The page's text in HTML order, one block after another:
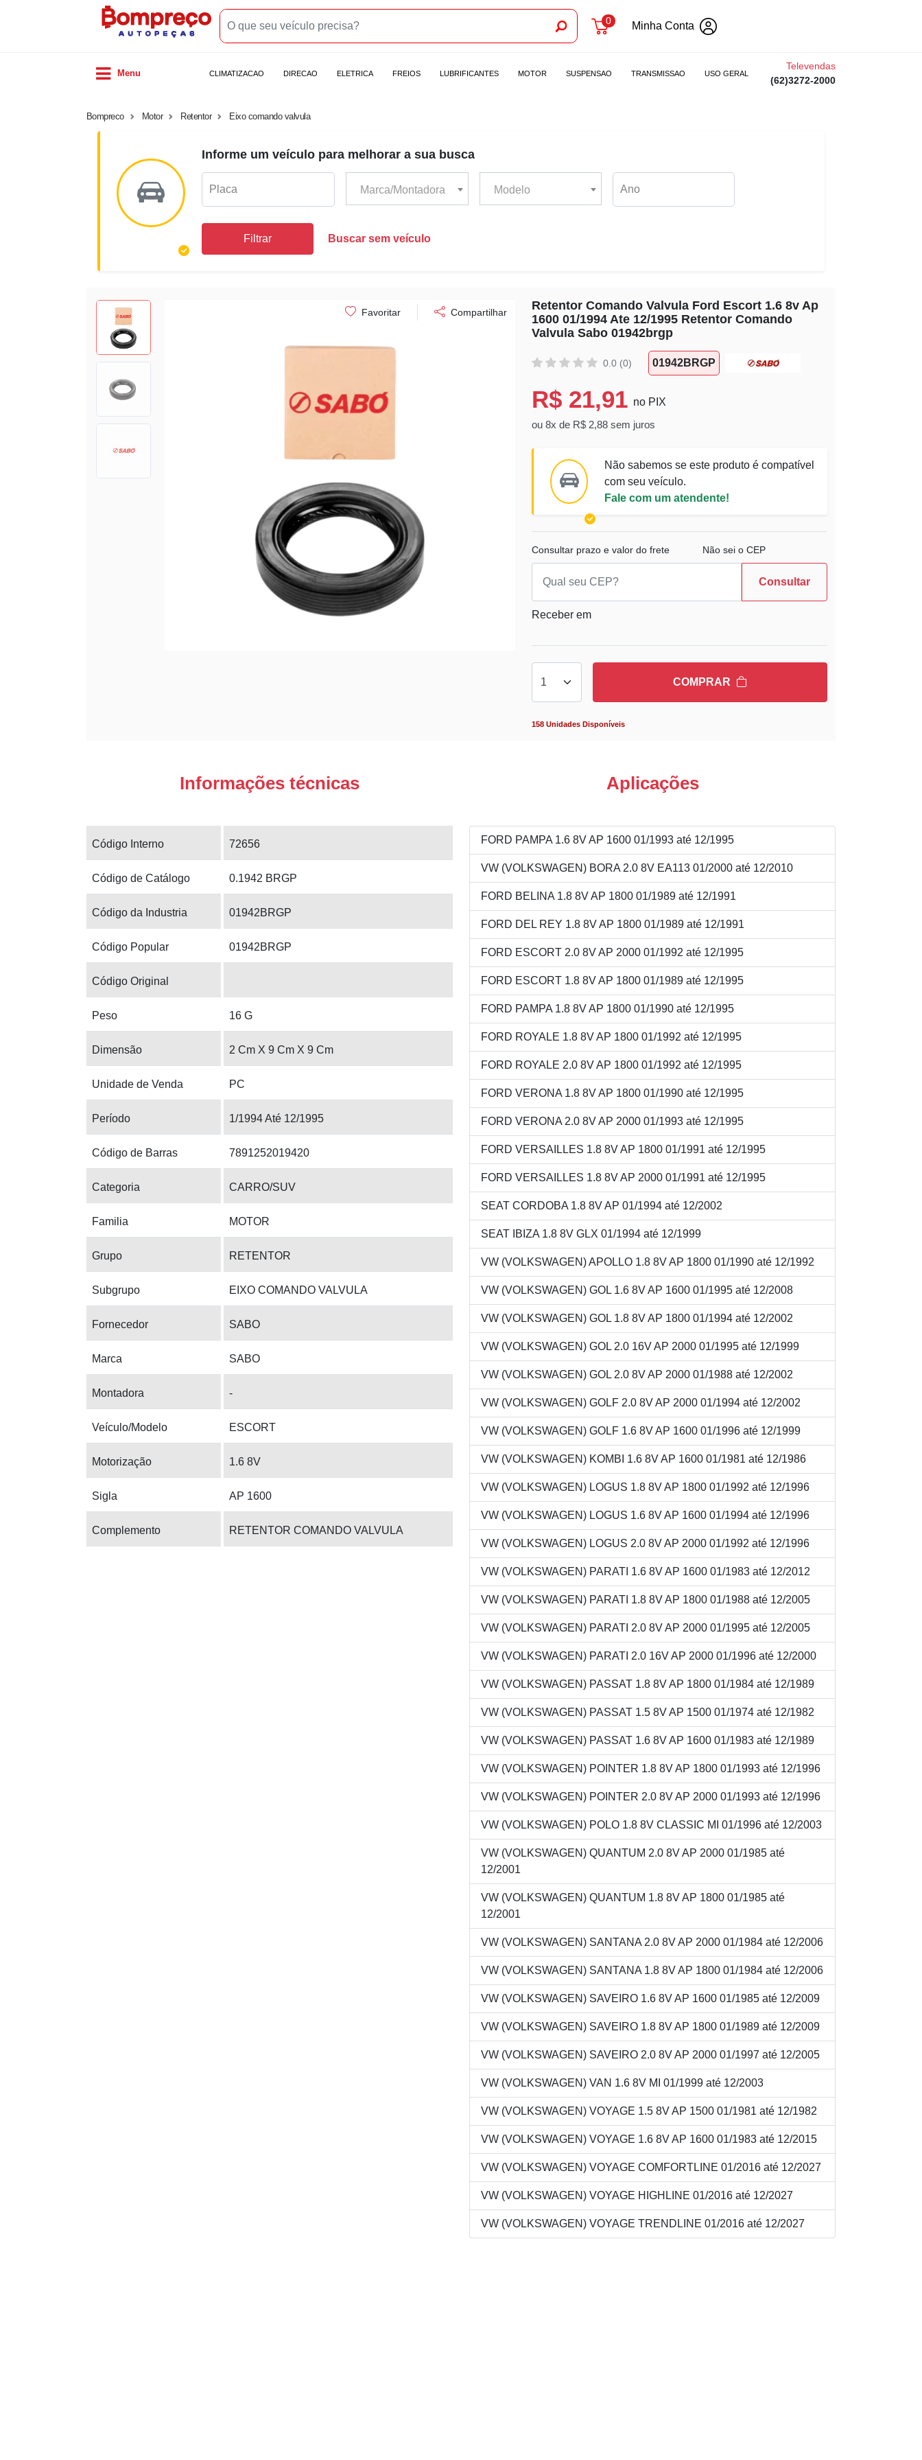
0 Minha Conta
Menu CLIMATIZACAO DIRECAO ELETRICA FREIOS LUBRIFICANTES MOTOR SUSPENSAO TRANSMISSAO USO GERAL
Televendas
(62)3272-2000
Bompreco Motor Retentor Eixo comando valvula
Informe um veículo para melhorar a sua busca
Marca/Montadora Modelo
Filtrar Buscar sem veículo
Favoritar Compartilhar
Retentor Comando Valvula Ford Escort 1.6 8v Ap
1600 01/1994 Ate 12/1995 Retentor Comando
Valvula Sabo 01942brgp
0.0 (0) 01942BRGP
R$ 21,91 no PIX
ou 8x de R$ 2,88 sem juros
Não sabemos se este produto é compatível
com seu veículo.
Fale com um atendente!
Consultar prazo e valor do frete Não sei o CEP
Consultar
Receber em
COMPRAR
158 Unidades Disponíveis
Informações técnicas
Código Interno 72656
Código de Catálogo 0.1942 BRGP
Código da Industria 01942BRGP
Código Popular 01942BRGP
Código Original
Peso 16 G
Dimensão 2 Cm X 9 Cm X 9 Cm
Unidade de Venda PC
Período 1/1994 Até 12/1995
Código de Barras 7891252019420
Categoria CARRO/SUV
Familia MOTOR
Grupo RETENTOR
Subgrupo EIXO COMANDO VALVULA
Fornecedor SABO
Marca SABO
Montadora -
Veículo/Modelo ESCORT
Motorização 1.6 8V
Sigla AP 1600
Complemento RETENTOR COMANDO VALVULA
Aplicações
FORD PAMPA 1.6 8V AP 1600 01/1993 até 12/1995
VW (VOLKSWAGEN) BORA 2.0 8V EA113 01/2000 até 12/2010
FORD BELINA 1.8 8V AP 1800 01/1989 até 12/1991
FORD DEL REY 1.8 8V AP 1800 01/1989 até 12/1991
FORD ESCORT 2.0 8V AP 2000 01/1992 até 12/1995
FORD ESCORT 1.8 8V AP 1800 01/1989 até 12/1995
FORD PAMPA 1.8 8V AP 1800 01/1990 até 12/1995
FORD ROYALE 1.8 8V AP 1800 01/1992 até 12/1995
FORD ROYALE 2.0 8V AP 1800 01/1992 até 12/1995
FORD VERONA 1.8 8V AP 1800 01/1990 até 12/1995
FORD VERONA 2.0 8V AP 2000 01/1993 até 12/1995
FORD VERSAILLES 1.8 8V AP 1800 01/1991 até 12/1995
FORD VERSAILLES 1.8 8V AP 2000 01/1991 até 12/1995
SEAT CORDOBA 1.8 8V AP 01/1994 até 12/2002
SEAT IBIZA 1.8 8V GLX 01/1994 até 12/1999
VW (VOLKSWAGEN) APOLLO 1.8 8V AP 1800 01/1990 até 12/1992
VW (VOLKSWAGEN) GOL 1.6 8V AP 1600 01/1995 até 12/2008
VW (VOLKSWAGEN) GOL 1.8 8V AP 1800 01/1994 até 12/2002
VW (VOLKSWAGEN) GOL 2.0 16V AP 2000 01/1995 até 12/1999
VW (VOLKSWAGEN) GOL 2.0 8V AP 2000 01/1988 até 12/2002
VW (VOLKSWAGEN) GOLF 2.0 8V AP 2000 01/1994 até 12/2002
VW (VOLKSWAGEN) GOLF 1.6 8V AP 1600 01/1996 até 12/1999
VW (VOLKSWAGEN) KOMBI 1.6 8V AP 1600 01/1981 até 12/1986
VW (VOLKSWAGEN) LOGUS 1.8 8V AP 1800 01/1992 até 12/1996
VW (VOLKSWAGEN) LOGUS 1.6 8V AP 1600 01/1994 até 12/1996
VW (VOLKSWAGEN) LOGUS 2.0 8V AP 2000 01/1992 até 12/1996
VW (VOLKSWAGEN) PARATI 1.6 8V AP 1600 01/1983 até 12/2012
VW (VOLKSWAGEN) PARATI 1.8 8V AP 1800 01/1988 até 12/2005
VW (VOLKSWAGEN) PARATI 2.0 8V AP 2000 01/1995 até 12/2005
VW (VOLKSWAGEN) PARATI 2.0 16V AP 2000 01/1996 até 12/2000
VW (VOLKSWAGEN) PASSAT 1.8 8V AP 1800 01/1984 até 12/1989
VW (VOLKSWAGEN) PASSAT 1.5 8V AP 1500 01/1974 até 12/1982
VW (VOLKSWAGEN) PASSAT 1.6 8V AP 1600 01/1983 até 12/1989
VW (VOLKSWAGEN) POINTER 1.8 8V AP 1800 01/1993 até 12/1996
VW (VOLKSWAGEN) POINTER 2.0 8V AP 2000 01/1993 até 12/1996
VW (VOLKSWAGEN) POLO 1.8 8V CLASSIC MI 01/1996 até 12/2003
VW (VOLKSWAGEN) QUANTUM 2.0 8V AP 2000 01/1985 até
12/2001
VW (VOLKSWAGEN) QUANTUM 1.8 8V AP 1800 01/1985 até
12/2001
VW (VOLKSWAGEN) SANTANA 2.0 8V AP 2000 01/1984 até 12/2006
VW (VOLKSWAGEN) SANTANA 1.8 8V AP 1800 01/1984 até 12/2006
VW (VOLKSWAGEN) SAVEIRO 1.6 8V AP 1600 01/1985 até 12/2009
VW (VOLKSWAGEN) SAVEIRO 1.8 8V AP 1800 01/1989 até 12/2009
VW (VOLKSWAGEN) SAVEIRO 2.0 8V AP 2000 01/1997 até 12/2005
VW (VOLKSWAGEN) VAN 1.6 8V MI 01/1999 até 12/2003
VW (VOLKSWAGEN) VOYAGE 1.5 8V AP 1500 01/1981 até 12/1982
VW (VOLKSWAGEN) VOYAGE 1.6 8V AP 1600 01/1983 até 12/2015
VW (VOLKSWAGEN) VOYAGE COMFORTLINE 01/2016 até 12/2027
VW (VOLKSWAGEN) VOYAGE HIGHLINE 01/2016 até 12/2027
VW (VOLKSWAGEN) VOYAGE TRENDLINE 01/2016 até 12/2027